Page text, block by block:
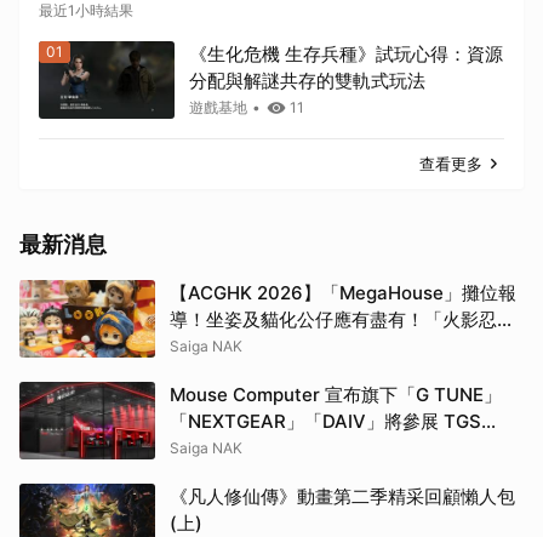
最近1小時結果
01
《生化危機 生存兵種》試玩心得：資源
分配與解謎共存的雙軌式玩法
遊戲基地 • 11
查看更多
最新消息
【ACGHK 2026】「MegaHouse」攤位報
導！坐姿及貓化公仔應有盡有！「火影忍
者」「咒術迴戰」等
Saiga NAK
Mouse Computer 宣布旗下「G TUNE」
「NEXTGEAR」「DAIV」將參展 TGS
2026！同步推出參展紀念機種「G TUNE
Saiga NAK
《凡人修仙傳》動畫第二季精采回顧懶人包
(上)